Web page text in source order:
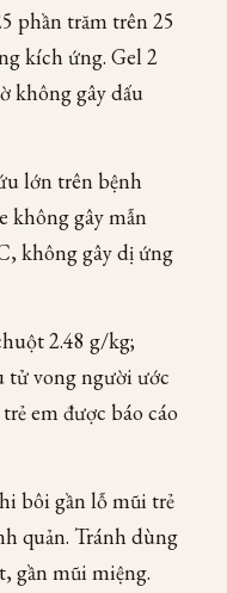
phần trăm trên 25
kích ứng. Gel 2
không gây dấu
lớn trên bệnh
không gây mẫn
không gây dị ứng
2.48 g/kg;
tử vong người ước
em được báo cáo
bôi gần lỗ mũi trẻ
quản. Tránh dùng
gần mũi miệng.